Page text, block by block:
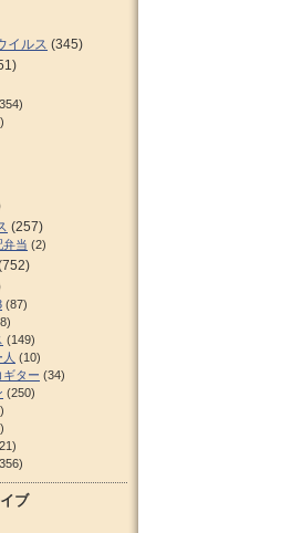
イルス (345)
(257)
弁当 (2)
(87)
(149)
(10)
ギター (34)
(250)
ブ